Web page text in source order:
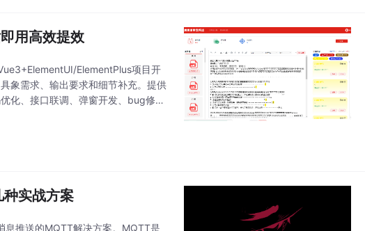
用高效提效
ElementPlus项目开
象需求、输出要求和细节补充。提供
化、接口联调、弹窗开发、bug修
实战方案
息推送的MQTT解决方案。MQTT是